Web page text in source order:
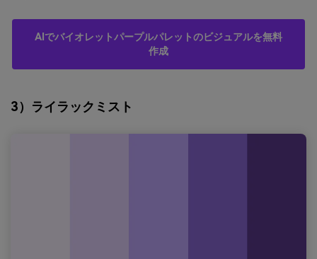
AIでバイオレットパープルパレットのビジュアルを無料
作成
3）ライラックミスト